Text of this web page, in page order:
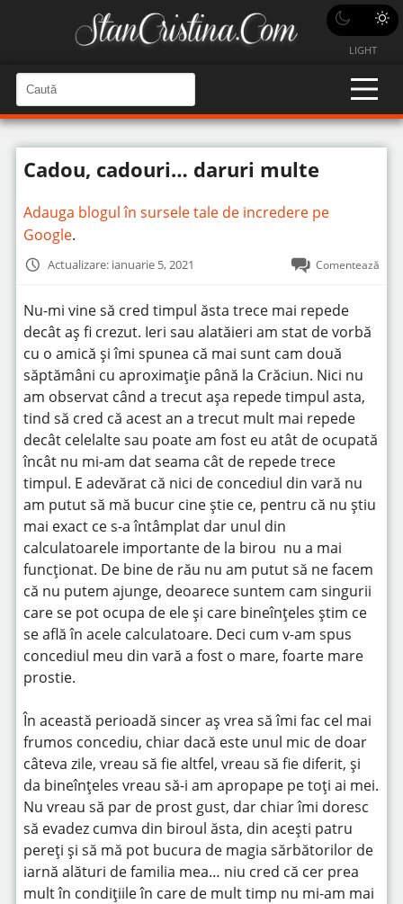
LIGHT
a
u
t
n
C
a
u
î
n
t
Cadou, cadouri… daruri multe
Adauga blogul în sursele tale de incredere pe
Google.
Actualizare: ianuarie 5, 2021 Comentează
Nu-mi vine să cred timpul ăsta trece mai repede
decât aș fi crezut. Ieri sau alatăieri am stat de vorbă
cu o amică și îmi spunea că mai sunt cam două
săptămâni cu aproximație până la Crăciun. Nici nu
am observat când a trecut așa repede timpul asta,
tind să cred că acest an a trecut mult mai repede
decât celelalte sau poate am fost eu atât de ocupată
încât nu mi-am dat seama cât de repede trece
timpul. E adevărat că nici de concediul din vară nu
am putut să mă bucur cine știe ce, pentru că nu știu
mai exact ce s-a întâmplat dar unul din
calculatoarele importante de la birou nu a mai
funcționat. De bine de rău nu am putut să ne facem
că nu putem ajunge, deoarece suntem cam singurii
care se pot ocupa de ele și care bineînțeles știm ce
se află în acele calculatoare. Deci cum v-am spus
concediul meu din vară a fost o mare, foarte mare
prostie.
În această perioadă sincer aș vrea să îmi fac cel mai
frumos concediu, chiar dacă este unul mic de doar
câteva zile, vreau să fie altfel, vreau să fie diferit, și
da bineînțeles vreau să-i am apropape pe toți ai mei.
Nu vreau să par de prost gust, dar chiar îmi doresc
să evadez cumva din biroul ăsta, din acești patru
pereți și să mă pot bucura de magia sărbătorilor de
iarnă alături de familia mea… niu cred că cer prea
mult în condițiile în care de mult timp nu mi-am mai